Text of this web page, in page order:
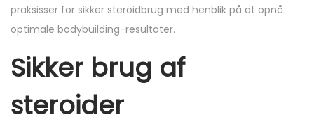
praksisser for sikker steroidbrug med henblik på at opnå
optimale bodybuilding-resultater.
Sikker brug af
steroider